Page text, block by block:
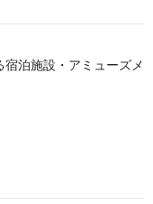
泊施設・アミューズメ